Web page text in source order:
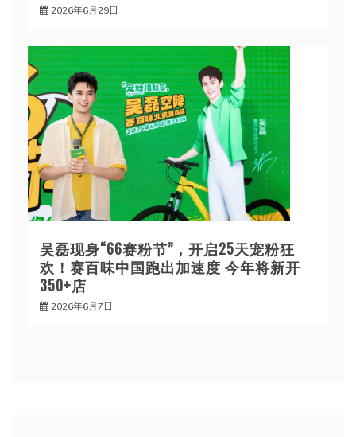
2026年6月29日
吴磊现身“66赛粉节”，开启25天宠粉狂
欢！赛百味中国跑出加速度 今年将新开
350+店
2026年6月7日